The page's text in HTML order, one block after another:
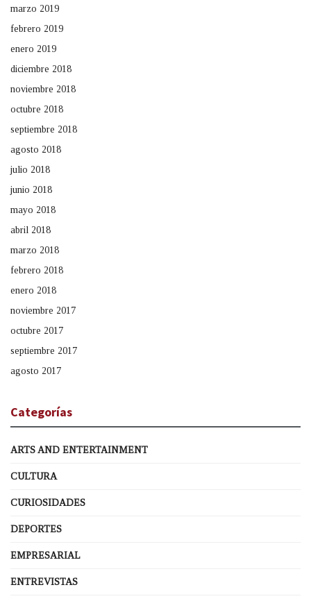
marzo 2019
febrero 2019
enero 2019
diciembre 2018
noviembre 2018
octubre 2018
septiembre 2018
agosto 2018
julio 2018
junio 2018
mayo 2018
abril 2018
marzo 2018
febrero 2018
enero 2018
noviembre 2017
octubre 2017
septiembre 2017
agosto 2017
Categorías
ARTS AND ENTERTAINMENT
CULTURA
CURIOSIDADES
DEPORTES
EMPRESARIAL
ENTREVISTAS